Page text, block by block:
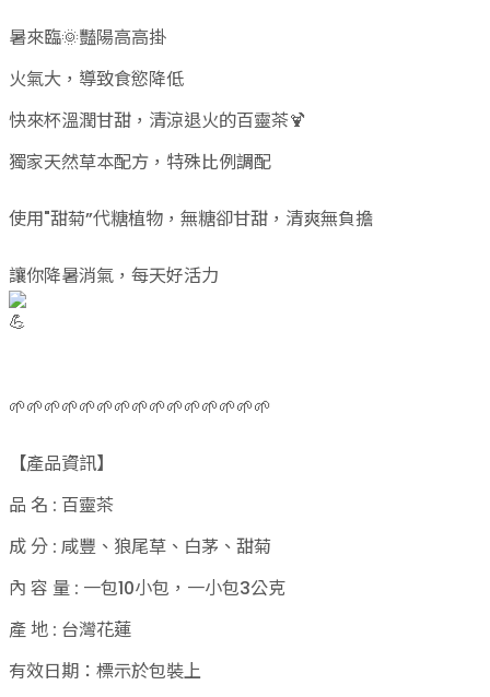
暑來臨🌞豔陽高高掛
火氣大，導致食慾降低
快來杯溫潤甘甜，清涼退火的百靈茶🍹
獨家天然草本配方，特殊比例調配
使用"甜菊”代糖植物，無糖卻甘甜，清爽無負擔
讓你降暑消氣，每天好活力
🌱🌱🌱🌱🌱🌱🌱🌱🌱🌱🌱🌱🌱🌱🌱
【產品資訊】
品 名 : 百靈茶
成 分 : 咸豐、狼尾草、白茅、甜菊
內 容 量 : 一包10小包，一小包3公克
產 地 : 台灣花蓮
有效日期：標示於包裝上